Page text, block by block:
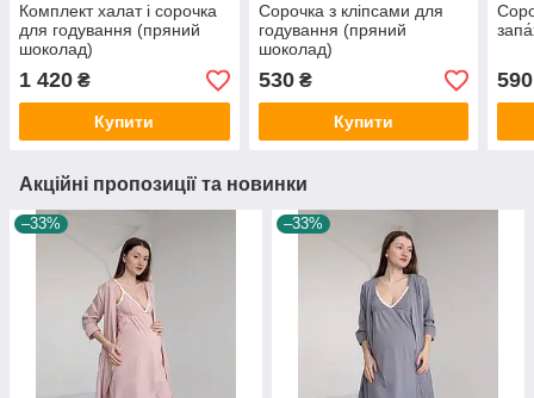
Комплект халат і сорочка
для годування (пряний
шоколад)
1 420 ₴
Купити
Сорочка з кліпсами для
годування (пряний
шоколад)
530₴
Купити
590
Акційні пропозиції та новинки
–33% –33%